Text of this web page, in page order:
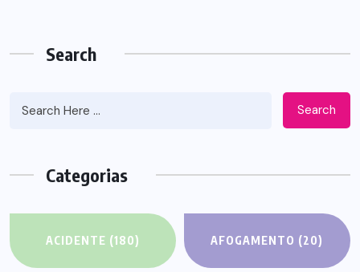
Search
Search
Categorias
ACIDENTE (180) AFOGAMENTO (20)